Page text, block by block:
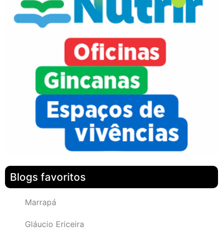
Blogs favoritos
Marrapá
Gláucio Ericeira